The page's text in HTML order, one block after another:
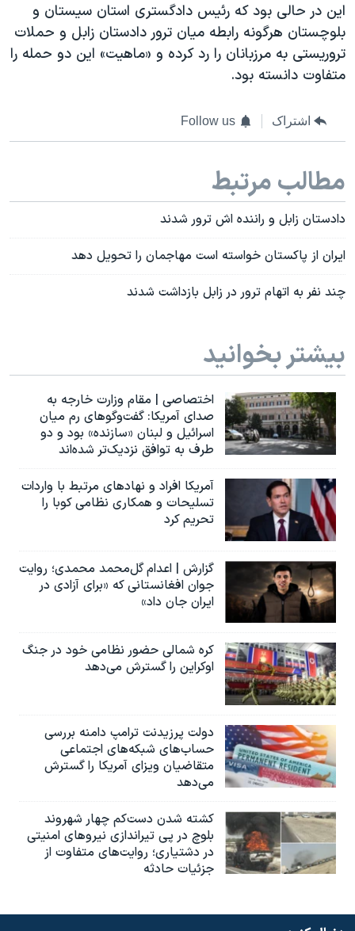
این در حالی بود که رئیس دادگستری استان سیستان و
بلوچستان هرگونه رابطه میان ترور دادستان زابل و حملات
تروریستی به مرزبانان را رد کرده و «ماهیت» این دو حمله را
متفاوت دانسته بود.
اشتراک Follow us
مطالب مرتبط
دادستان زابل و راننده اش ترور شدند
ایران از پاکستان خواسته است مهاجمان را تحویل دهد
چند نفر به اتهام ترور در زابل بازداشت شدند
بیشتر بخوانید
اختصاصی | مقام وزارت خارجه به
صدای آمریکا: گفت‌وگوهای رم میان
اسرائیل و لبنان «سازنده» بود و دو
طرف به توافق نزدیک‌تر شده‌اند
آمریکا افراد و نهادهای مرتبط با واردات
تسلیحات و همکاری نظامی کوبا را
تحریم کرد
گزارش | اعدام گل‌محمد محمدی؛ روایت
جوان افغانستانی که «برای آزادی در
ایران جان داد»
کره شمالی حضور نظامی خود در جنگ
اوکراین را گسترش می‌دهد
دولت پرزیدنت ترامپ دامنه بررسی
حساب‌های شبکه‌های اجتماعی
متقاضیان ویزای آمریکا را گسترش
می‌دهد
کشته شدن دست‌کم چهار شهروند
بلوچ در پی تیراندازی نیروهای امنیتی
در دشتیاری؛ روایت‌های متفاوت از
جزئیات حادثه